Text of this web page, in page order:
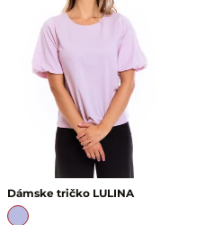
Dámske tričko LULINA